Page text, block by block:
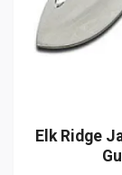
Elk Ridge